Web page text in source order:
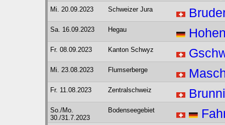
Mi. 20.09.2023 Schweizer Jura
Sa. 16.09.2023 Hegau
Fr. 08.09.2023 Kanton Schwyz
Mi. 23.08.2023 Flumserberge
Fr. 11.08.2023 Zentralschweiz
So./Mo.
30./31.7.2023
Bodenseegebiet